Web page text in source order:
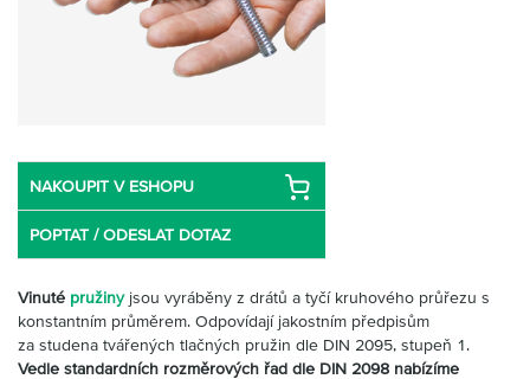
NAKOUPIT V ESHOPU
POPTAT / ODESLAT DOTAZ
Vinuté pružinyjsou vyráběny z drátů a tyčí kruhového průřezu s
konstantním průměrem. Odpovídají jakostním předpisům
za studena tvářených tlačných pružin dle DIN 2095, stupeň 1.
Vedle standardních rozměrových řad dle DIN 2098 nabízíme